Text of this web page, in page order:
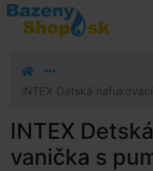
Prejsť k navigácii
Prejsť na obsah
Prejsť k bočnému stĺpci
INTEX Detská
INTEX
vanička s